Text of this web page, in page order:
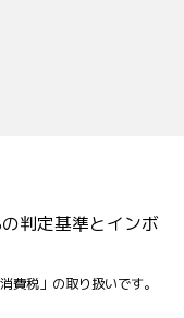
判定基準とインボ
費税」の取り扱いです。